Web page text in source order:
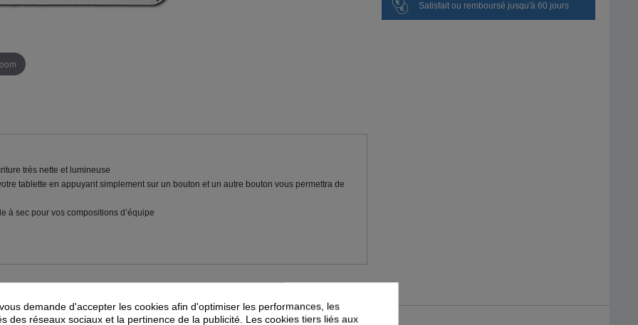
très nette et lumineuse
tablette en appuyant simplement sur un bouton et un autre bouton vous permettra de
à sec pour vos compositions d’équipe
Satisfait ou remboursé jusqu'à 60 jours
ÉGALEMENT VOUS INTÉRESSER
demande d'accepter les cookies afin d'optimiser les performances, les
des réseaux sociaux et la pertinence de la publicité. Les cookies tiers liés aux